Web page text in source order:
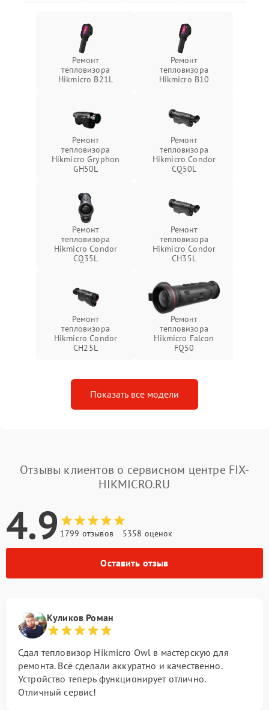
Ремонт
тепловизора
Hikmicro B21L
Ремонт
тепловизора
Hikmicro B10
Ремонт
тепловизора
Hikmicro Gryphon
GH50L
Ремонт
тепловизора
Hikmicro Condor
CQ50L
Ремонт
тепловизора
Hikmicro Condor
CQ35L
Ремонт
тепловизора
Hikmicro Condor
CH35L
Ремонт
тепловизора
Hikmicro Condor
CH25L
Ремонт
тепловизора
Hikmicro Falcon
FQ50
Показать все модели
Отзывы клиентов о сервисном центре FIX-
HIKMICRO.RU
4.9 1799 отзывов 5358 оценок
Оставить отзыв
Куликов Роман
Сдал тепловизор Hikmicro Owl в мастерскую для
ремонта. Всё сделали аккуратно и качественно.
Устройство теперь функционирует отлично.
Отличный сервис!